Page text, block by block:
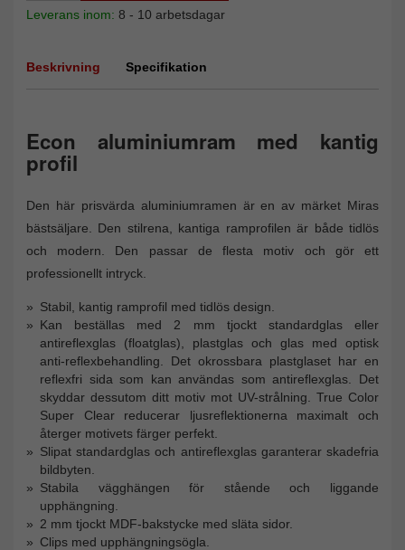
Leverans inom: 8 - 10 arbetsdagar
Beskrivning Specifikation
Econ aluminiumram med kantig
profil
Den här prisvärda aluminiumramen är en av märket Miras
bästsäljare. Den stilrena, kantiga ramprofilen är både tidlös
och modern. Den passar de flesta motiv och gör ett
professionellt intryck.
Stabil, kantig ramprofil med tidlös design.
Kan beställas med 2 mm tjockt standardglas eller
antireflexglas (floatglas), plastglas och glas med optisk
anti-reflexbehandling. Det okrossbara plastglaset har en
reflexfri sida som kan användas som antireflexglas. Det
skyddar dessutom ditt motiv mot UV-strålning. True Color
Super Clear reducerar ljusreflektionerna maximalt och
återger motivets färger perfekt.
Slipat standardglas och antireflexglas garanterar skadefria
bildbyten.
Stabila vägghängen för stående och liggande
upphängning.
2 mm tjockt MDF-bakstycke med släta sidor.
Clips med upphängningsögla.